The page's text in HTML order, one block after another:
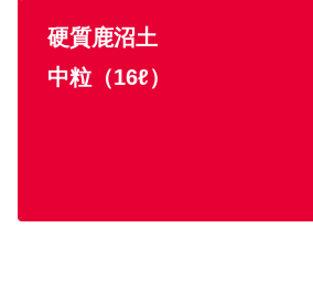
硬質鹿沼土
中粒（16ℓ）